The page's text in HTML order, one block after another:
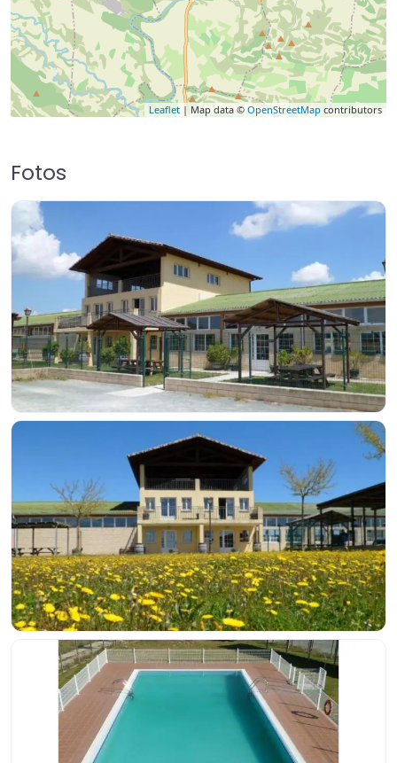
Leaflet | Map data © OpenStreetMap contributors
Fotos